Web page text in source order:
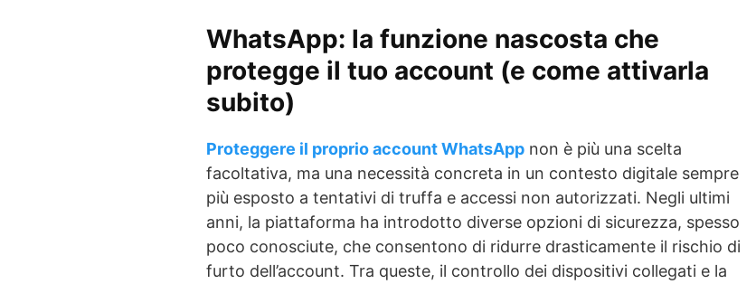
WhatsApp: la funzione nascosta che
protegge il tuo account (e come attivarla
subito)
Proteggere il proprio account WhatsApp non è più una scelta
facoltativa, ma una necessità concreta in un contesto digitale sempre
più esposto a tentativi di truffa e accessi non autorizzati. Negli ultimi
anni, la piattaforma ha introdotto diverse opzioni di sicurezza, spesso
poco conosciute, che consentono di ridurre drasticamente il rischio di
furto dell’account. Tra queste, il controllo dei dispositivi collegati e la